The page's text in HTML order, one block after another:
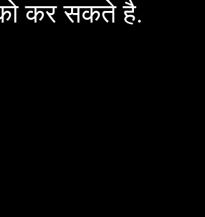
कर सकते है.